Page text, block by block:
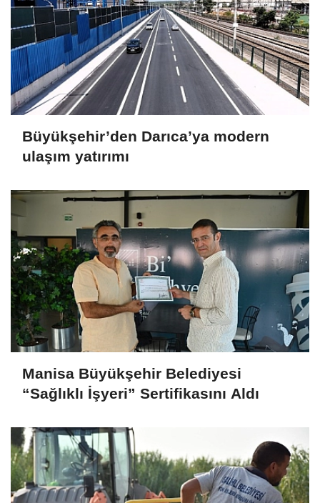
Büyükşehir’den Darıca’ya modern
ulaşım yatırımı
Manisa Büyükşehir Belediyesi
“Sağlıklı İşyeri” Sertifikasını Aldı